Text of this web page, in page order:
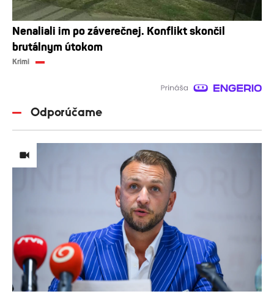
Nenaliali im po záverečnej. Konflikt skončil
brutálnym útokom
Krimi
Odporúčame